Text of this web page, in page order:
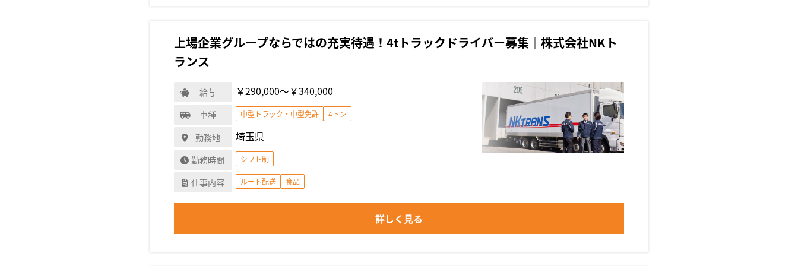
上場企業グループならではの充実待遇！4tトラックドライバー募集｜株式会社NKト
ランス
給与 ￥290,000〜￥340,000
車種 中型トラック・中型免許 4トン
勤務地 埼玉県
勤務時間 シフト制
仕事内容 ルート配送 食品
詳しく見る